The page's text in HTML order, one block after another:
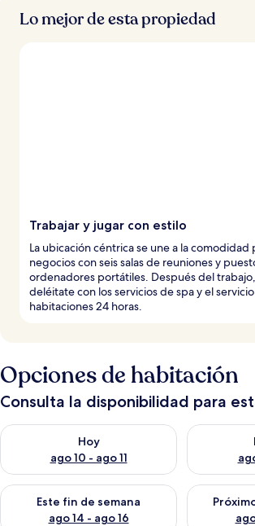
v
Lo mejor de esta propiedad
Trabajar y jugar con estilo
La ubicación céntrica se une a la comodidad
negocios con seis salas de reuniones y
ordenadores portátiles. Después del trabajo,
deléitate con los servicios de spa y el
habitaciones 24 horas.
Opciones de habitación
Consulta la disponibilidad para
Hoy
ago 10 - ago 11
Consulta la disponibilidad para hoy ago 10 -
Consulta
Este fin de semana
ago 14 - ago 16
Consulta la disponibilidad para este fin de
Consulta